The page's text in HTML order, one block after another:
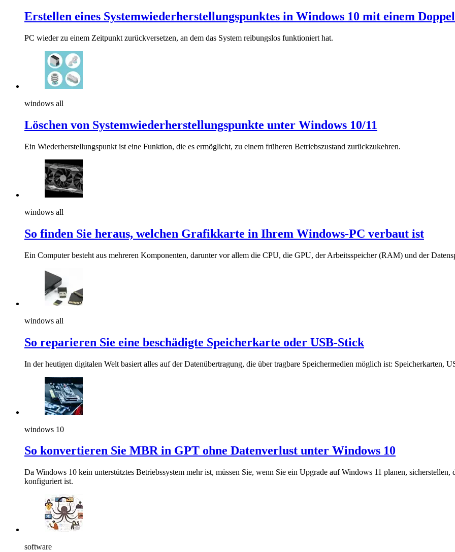
Erstellen eines Systemwiederherstellungspunktes in Windows 10 mit einem
PC wieder zu einem Zeitpunkt zurückversetzen, an dem das System reibungslos funktioniert hat.
windows all
Löschen von Systemwiederherstellungspunkte unter Windows 10/11
Ein Wiederherstellungspunkt ist eine Funktion, die es ermöglicht, zu einem früheren Betriebszustand zurückzukehren.
windows all
So finden Sie heraus, welchen Grafikkarte in Ihrem Windows-PC verbaut ist
Ein Computer besteht aus mehreren Komponenten, darunter vor allem die CPU, die GPU, der Arbeitsspeicher (RAM) und der
windows all
So reparieren Sie eine beschädigte Speicherkarte oder USB-Stick
In der heutigen digitalen Welt basiert alles auf der Datenübertragung, die über tragbare Speichermedien möglich ist: Speicherkarten,
windows 10
So konvertieren Sie MBR in GPT ohne Datenverlust unter Windows 10
Da Windows 10 kein unterstütztes Betriebssystem mehr ist, müssen Sie, wenn Sie ein Upgrade auf Windows 11 planen,
konfiguriert ist.
software